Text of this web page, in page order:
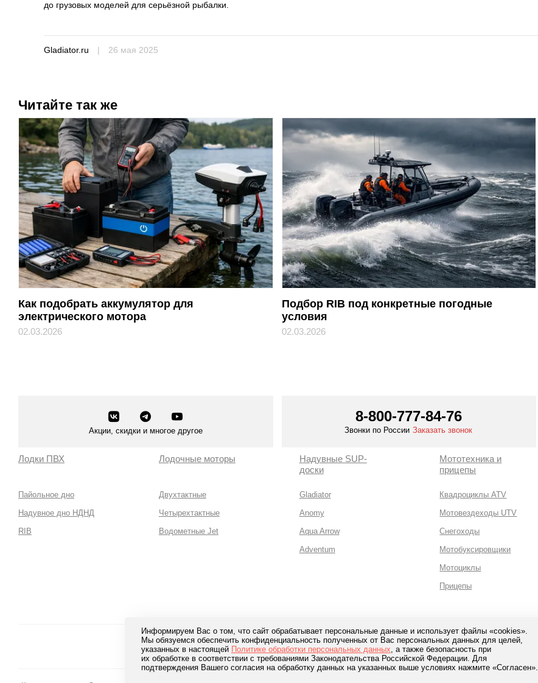
Информируем Вас о том, что сайт обрабатывает персональные данные и использует файлы «cookies».
Мы обязуемся обеспечить конфиденциальность полученных от Вас персональных данных для целей,
указанных в настоящей Политике обработки персональных данных, а также безопасность при
их обработке в соответствии с требованиями Законодательства Российской Федерации. Для
подтверждения Вашего согласия на обработку данных на указанных выше условиях нажмите «Согласен».
до грузовых моделей для серьёзной рыбалки.
Gladiator.ru | 26 мая 2025
Читайте так же
Как подобрать аккумулятор для
электрического мотора
02.03.2026
Подбор RIB под конкретные погодные
условия
02.03.2026
Акции, скидки и многое другое
8-800-777-84-76
Звонки по России Заказать звонок
Лодки ПВХ
Пайольное дно
Надувное дно НДНД
RIB
Лодочные моторы
Двухтактные
Четырехтактные
Водометные Jet
Надувные SUP-
доски
Gladiator
Anomy
Aqua Arrow
Adventum
Мототехника и
прицепы
Квадроциклы ATV
Мотовездеходы UTV
Снегоходы
Мотобуксировщики
Мотоциклы
Прицепы
Безопасная оплата с помощью
лучших банков и сервисов